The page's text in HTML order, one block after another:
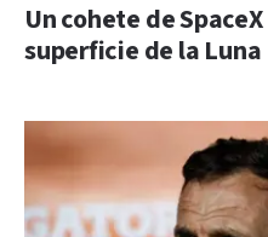
Un cohete de
superficie de la Luna